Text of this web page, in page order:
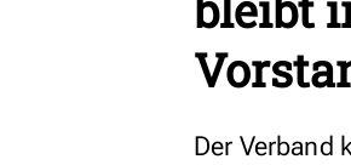
Der Verband